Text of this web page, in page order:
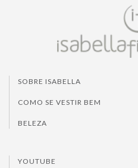
SOBRE ISABELLA
COMO SE VESTIR BEM
BELEZA
YOUTUBE